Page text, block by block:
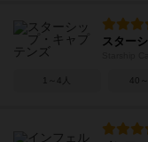
スター
1～4人 40